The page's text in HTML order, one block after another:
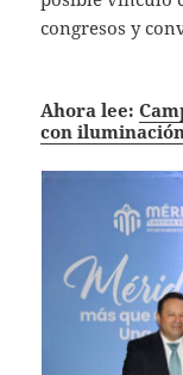
congresos y
Ahora lee:
con